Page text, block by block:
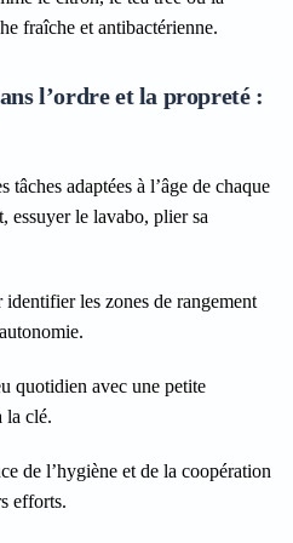
fraîche et antibactérienne.
l’ordre et la propreté :
tâches adaptées à l’âge de chaque
essuyer le lavabo, plier sa
les zones de rangement
quotidien avec une petite
la clé.
de l’hygiène et de la coopération
efforts.